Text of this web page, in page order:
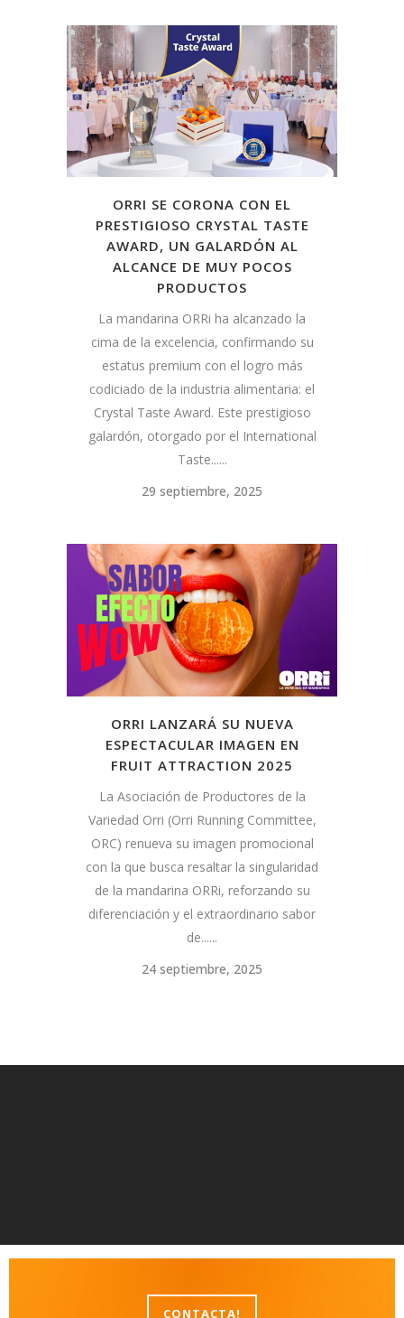
ORRI SE CORONA CON EL
PRESTIGIOSO CRYSTAL TASTE
AWARD, UN GALARDÓN AL
ALCANCE DE MUY POCOS
PRODUCTOS
La mandarina ORRi ha alcanzado la
cima de la excelencia, confirmando su
estatus premium con el logro más
codiciado de la industria alimentaria: el
Crystal Taste Award. Este prestigioso
galardón, otorgado por el International
Taste......
29 septiembre, 2025
ORRI LANZARÁ SU NUEVA
ESPECTACULAR IMAGEN EN
FRUIT ATTRACTION 2025
La Asociación de Productores de la
Variedad Orri (Orri Running Committee,
ORC) renueva su imagen promocional
con la que busca resaltar la singularidad
de la mandarina ORRi, reforzando su
diferenciación y el extraordinario sabor
de......
24 septiembre, 2025
CONTACTA!